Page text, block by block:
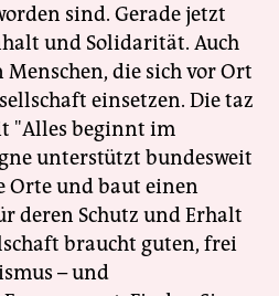
sind. Gerade jetzt
und Solidarität. Auch
die sich vor Ort
einsetzen. Die taz
"Alles beginnt im
unterstützt bundesweit
Orte und baut einen
deren Schutz und Erhalt
braucht guten, frei
– und